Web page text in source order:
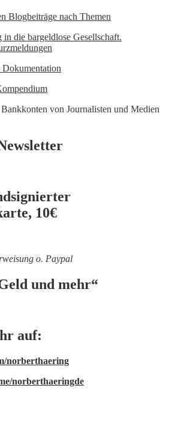
Blogbeiträge nach Themen
in die bargeldlose Gesellschaft.
von Journalisten und Medien
10€
o. Paypal
und mehr“
auf:
norberthaering
norberthaeringde